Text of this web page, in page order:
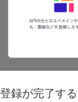
登録が完了す